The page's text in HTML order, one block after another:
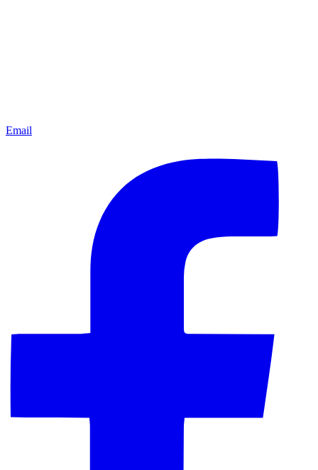
Email